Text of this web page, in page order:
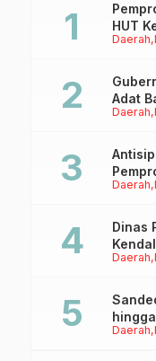
Daerah
HUT
Daerah
Adat
Daerah
Daerah
Dinas
Daerah
Sulbar